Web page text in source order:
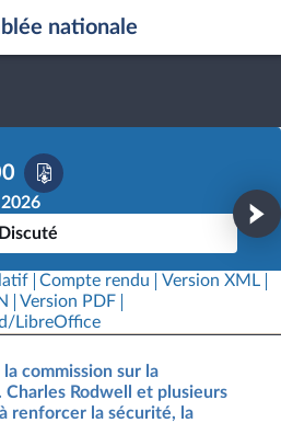
nationale
Discuté
Compte rendu
Version XML
Version PDF
LibreOffice
commission sur la
Rodwell et plusieurs
renforcer la sécurité, la